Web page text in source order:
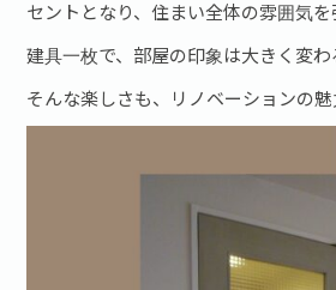
セントとなり、住まい全体の雰囲気を
建具一枚で、部屋の印象は大きく変わ
そんな楽しさも、リノベーションの魅